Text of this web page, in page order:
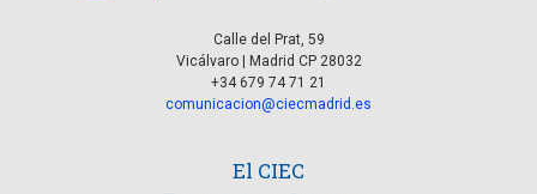
Calle del Prat, 59
Vicálvaro | Madrid CP 28032
+34 679 74 71 21
comunicacion@ciecmadrid.es
El CIEC